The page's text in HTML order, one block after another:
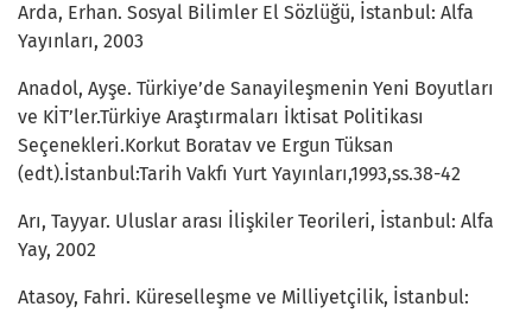
Arda, Erhan. Sosyal Bilimler El Sözlüğü, İstanbul: Alfa
Yayınları, 2003
Anadol, Ayşe. Türkiye’de Sanayileşmenin Yeni Boyutları
ve KİT’ler.Türkiye Araştırmaları İktisat Politikası
Seçenekleri.Korkut Boratav ve Ergun Tüksan
(edt).İstanbul:Tarih Vakfı Yurt Yayınları,1993,ss.38-42
Arı, Tayyar. Uluslar arası İlişkiler Teorileri, İstanbul: Alfa
Yay, 2002
Atasoy, Fahri. Küreselleşme ve Milliyetçilik, İstanbul: